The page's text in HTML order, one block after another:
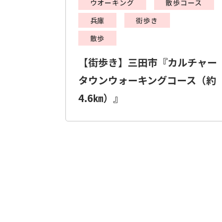
ウオーキング
散歩コース
兵庫
街歩き
散歩
【街歩き】三田市『カルチャー
タウンウォーキングコース（約
4.6㎞）』